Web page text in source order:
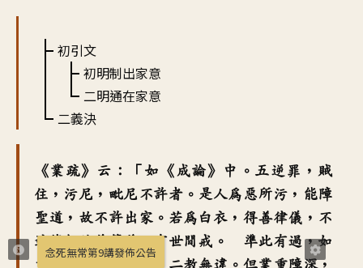
初引文
初明制出家意
二明通在家意
二義決
《業疏》云：「如《成論》中。五逆罪，賊
住，污尼，毗尼不許者。是人為惡所污，能障
聖道，故不許出家。若為白衣，得善律儀，不
遮修行施慈等善，有世間戒。 準此有過，如
文不合。必懺蕩已，二教無違。但業重障深，
念死無常第9講發佈公告